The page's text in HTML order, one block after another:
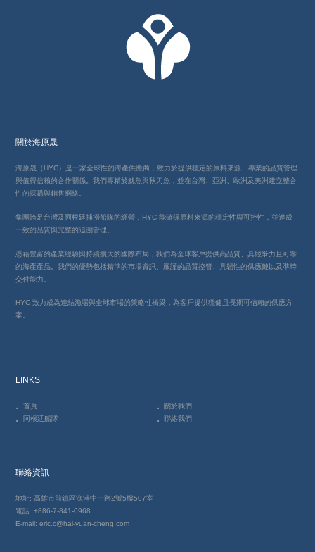
關於海原晟
海原晟（HYC）是一家全球性的海產供應商，致力於提供穩定的原料來源、專業的品質管理
與值得信賴的合作關係。我們專精於魷魚與秋刀魚，並在台灣、亞洲、歐洲及美洲建立整合
性的採購與銷售網絡。
集團跨足台灣及阿根廷捕撈船隊的經營，HYC 能確保原料來源的穩定性與可控性，並達成
一致的品質與完整的追溯管理。
憑藉豐富的產業經驗與持續擴大的國際布局，我們為全球客戶提供高品質、具競爭力且可靠
的海產產品。我們的優勢包括精準的市場資訊、嚴謹的品質控管、具韌性的供應鏈以及準時
交付能力。
HYC 致力成為連結漁場與全球市場的策略性橋梁，為客戶提供穩健且長期可信賴的供應方
案。
LINKS
首頁
關於我們
阿根廷船隊
聯絡我們
聯絡資訊
地址: 高雄市前鎮區漁港中一路2號5樓507室
電話: +886-7-841-0968
E-mail: eric.c@hai-yuan-cheng.com